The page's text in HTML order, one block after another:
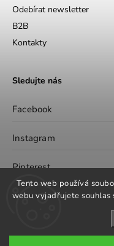
Tento web používá
webu vyjadřujete souhlas
Odebírat newsletter
B2B
Kontakty
Sledujte nás
Facebook
Instagram
Pinterest